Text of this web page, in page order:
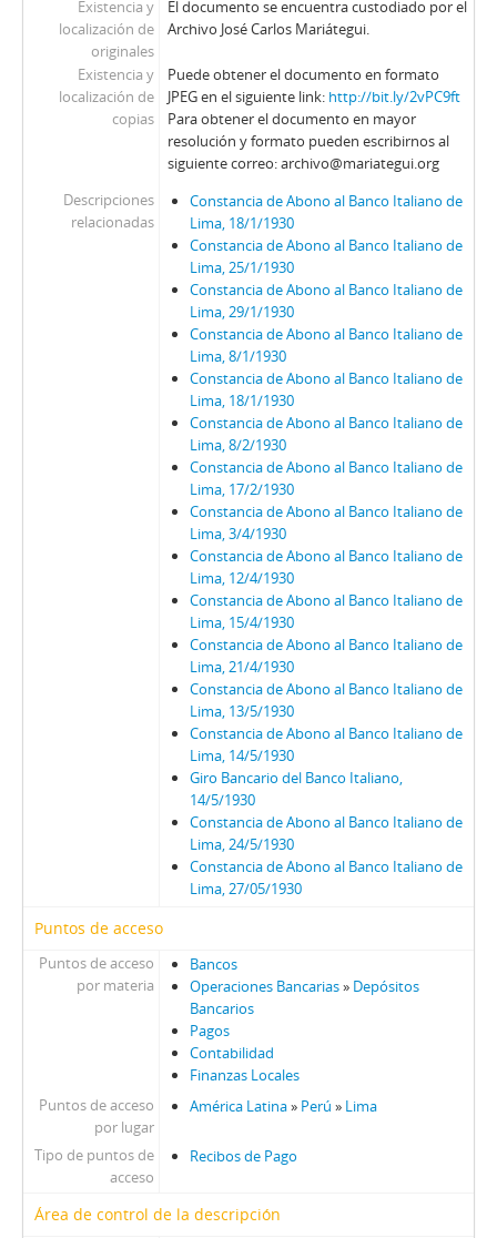
Existencia y
localización de
originales
El documento se encuentra custodiado por el
Archivo José Carlos Mariátegui.
Existencia y
localización de
copias
Puede obtener el documento en formato
JPEG en el siguiente link: http://bit.ly/2vPC9ft
Para obtener el documento en mayor
resolución y formato pueden escribirnos al
siguiente correo: archivo@mariategui.org
Descripciones
relacionadas
Constancia de Abono al Banco Italiano de
Lima, 18/1/1930
Constancia de Abono al Banco Italiano de
Lima, 25/1/1930
Constancia de Abono al Banco Italiano de
Lima, 29/1/1930
Constancia de Abono al Banco Italiano de
Lima, 8/1/1930
Constancia de Abono al Banco Italiano de
Lima, 18/1/1930
Constancia de Abono al Banco Italiano de
Lima, 8/2/1930
Constancia de Abono al Banco Italiano de
Lima, 17/2/1930
Constancia de Abono al Banco Italiano de
Lima, 3/4/1930
Constancia de Abono al Banco Italiano de
Lima, 12/4/1930
Constancia de Abono al Banco Italiano de
Lima, 15/4/1930
Constancia de Abono al Banco Italiano de
Lima, 21/4/1930
Constancia de Abono al Banco Italiano de
Lima, 13/5/1930
Constancia de Abono al Banco Italiano de
Lima, 14/5/1930
Giro Bancario del Banco Italiano,
14/5/1930
Constancia de Abono al Banco Italiano de
Lima, 24/5/1930
Constancia de Abono al Banco Italiano de
Lima, 27/05/1930
Puntos de acceso
Puntos de acceso
por materia
Bancos
Operaciones Bancarias» Depósitos
Bancarios
Pagos
Contabilidad
Finanzas Locales
Puntos de acceso
por lugar
América Latina» Perú » Lima
Tipo de puntos de
acceso
Recibos de Pago
Área de control de la descripción